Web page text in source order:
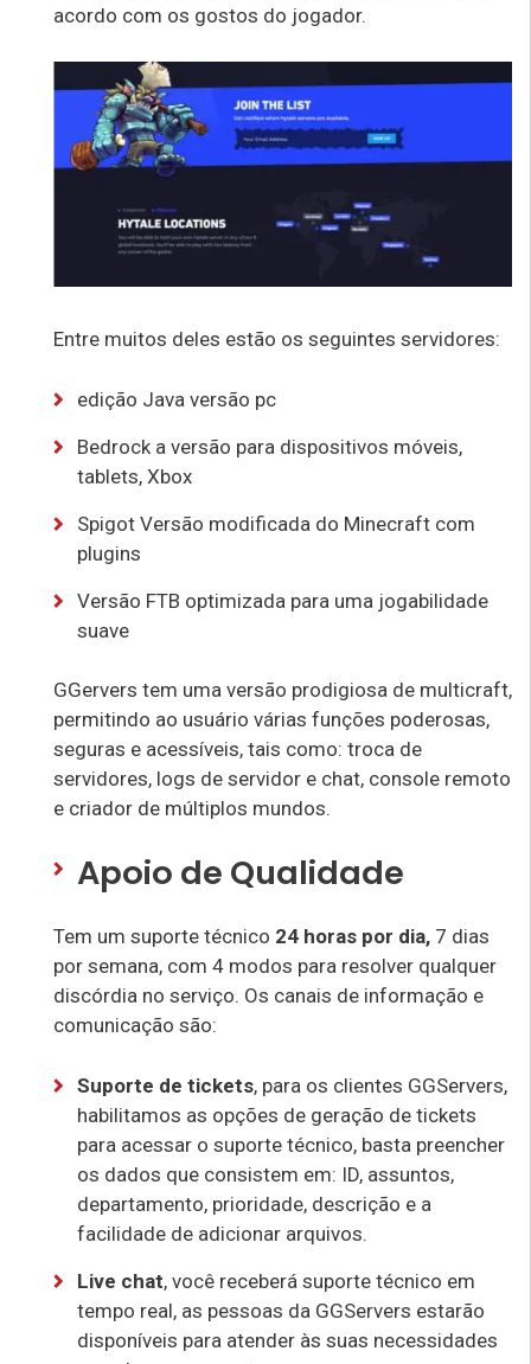
acordo com os gostos do jogador.
Entre muitos deles estão os seguintes servidores:
edição Java versão pc
Bedrock a versão para dispositivos móveis,
tablets, Xbox
Spigot Versão modificada do Minecraft com
plugins
Versão FTB optimizada para uma jogabilidade
suave
GGervers tem uma versão prodigiosa de multicraft,
permitindo ao usuário várias funções poderosas,
seguras e acessíveis, tais como: troca de
servidores, logs de servidor e chat, console remoto
e criador de múltiplos mundos.
Apoio de Qualidade
Tem um suporte técnico 24 horas por dia, 7 dias
por semana, com 4 modos para resolver qualquer
discórdia no serviço. Os canais de informação e
comunicação são:
Suporte de tickets, para os clientes GGServers,
habilitamos as opções de geração de tickets
para acessar o suporte técnico, basta preencher
os dados que consistem em: ID, assuntos,
departamento, prioridade, descrição e a
facilidade de adicionar arquivos.
Live chat, você receberá suporte técnico em
tempo real, as pessoas da GGServers estarão
disponíveis para atender às suas necessidades